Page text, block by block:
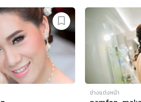
ช่างแต่งหน้า